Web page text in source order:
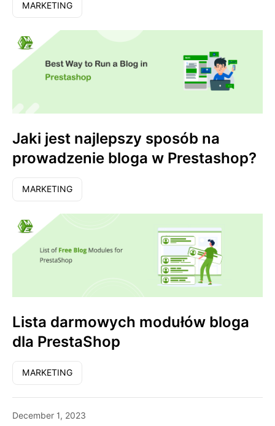
MARKETING
Jaki jest najlepszy sposób na
prowadzenie bloga w Prestashop?
MARKETING
Lista darmowych modułów bloga
dla PrestaShop
MARKETING
December 1, 2023